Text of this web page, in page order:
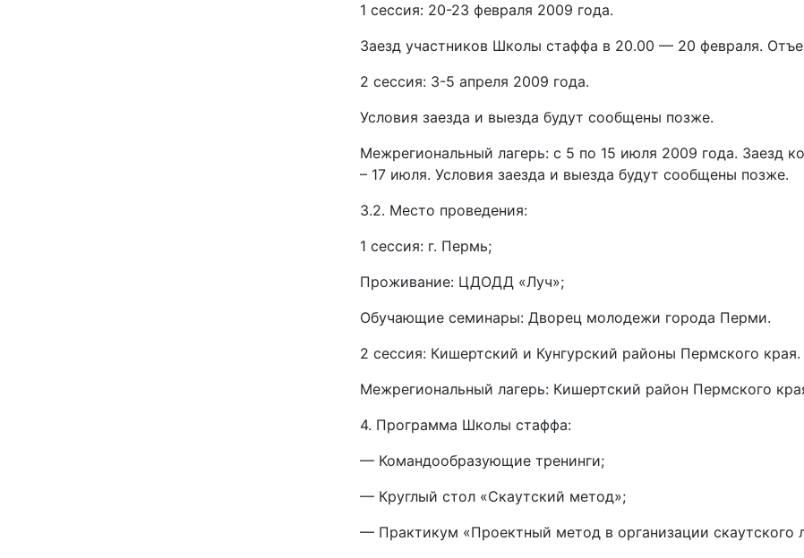
1 сессия: 20-23 февраля 2009 года.
Заезд участников Школы стаффа в 20.00 — 20 февраля.
2 сессия: 3-5 апреля 2009 года.
Условия заезда и выезда будут сообщены позже.
Межрегиональный лагерь: с 5 по 15 июля 2009 года. Заезд
– 17 июля. Условия заезда и выезда будут сообщены позже.
3.2. Место проведения:
1 сессия: г. Пермь;
Проживание: ЦДОДД «Луч»;
Обучающие семинары: Дворец молодежи города Перми.
2 сессия: Кишертский и Кунгурский районы Пермского края.
Межрегиональный лагерь: Кишертский район Пермского
4. Программа Школы стаффа:
— Командообразующие тренинги;
— Круглый стол «Скаутский метод»;
— Практикум «Проектный метод в организации скаутского